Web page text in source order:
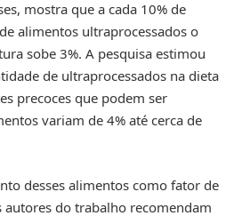
mostra que a cada 10% de
alimentos ultraprocessados o
sobe 3%. A pesquisa estimou
de ultraprocessados na dieta
precoces que podem ser
variam de 4% até cerca de
desses alimentos como fator de
autores do trabalho recomendam